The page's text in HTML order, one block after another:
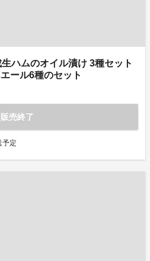
ハムのオイル漬け 3種セット
ール6種のセット
販売終了
予定